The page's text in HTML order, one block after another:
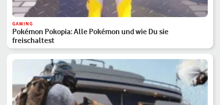
GAMING
Pokémon Pokopia: Alle Pokémon und wie Du sie
freischaltest